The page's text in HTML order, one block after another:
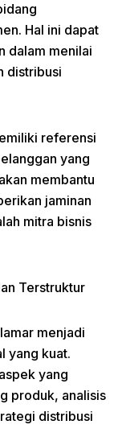
Hal ini dapat
dalam menilai
distribusi
referensi
yang
membantu
jaminan
mitra bisnis
Terstruktur
menjadi
yang kuat.
yang
produk, analisis
distribusi